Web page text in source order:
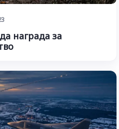
награда за